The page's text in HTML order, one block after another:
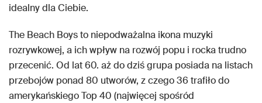
idealny dla Ciebie.
The Beach Boys to niepodważalna ikona muzyki
rozrywkowej, a ich wpływ na rozwój popu i rocka trudno
przecenić. Od lat 60. aż do dziś grupa posiada na listach
przebojów ponad 80 utworów, z czego 36 trafiło do
amerykańskiego Top 40 (najwięcej spośród